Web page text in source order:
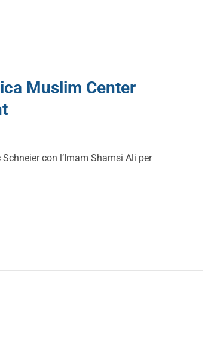
Muslim Center
con l’Imam Shamsi Ali per